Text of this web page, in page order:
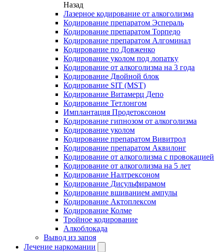
Назад
Лазерное кодирование от алкоголизма
Кодирование препаратом Эспераль
Кодирование препаратом Торпедо
Кодирование препаратом Алгоминал
Кодирование по Довженко
Кодирование уколом под лопатку
Кодирование от алкоголизма на 3 года
Кодирование Двойной блок
Кодирование SIT (MST)
Кодирование Витамерц Депо
Кодирование Тетлонгом
Имплантация Продетоксоном
Кодирование гипнозом от алкоголизма
Кодирование уколом
Кодирование препаратом Вивитрол
Кодирование препаратом Аквилонг
Кодирование от алкоголизма с провокацией
Кодирование от алкоголизма на 5 лет
Кодирование Налтрексоном
Кодирование Дисульфирамом
Кодирование вшиванием ампулы
Кодирование Актоплексом
Кодирование Колме
Тройное кодирование
Алкоблокада
Вывод из запоя
Лечение наркомании